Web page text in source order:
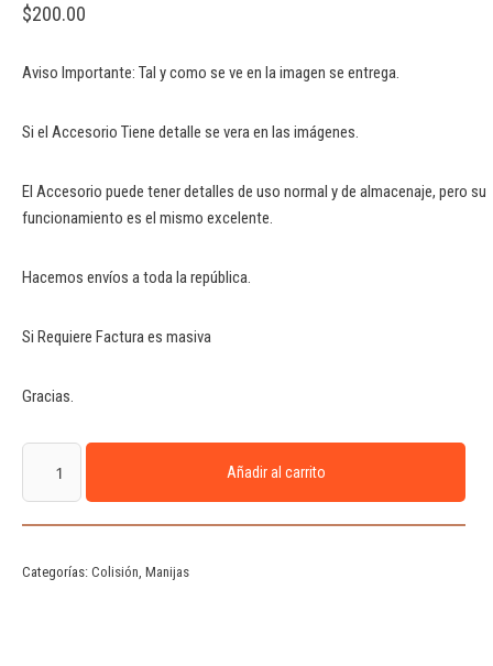
$200.00
Aviso Importante: Tal y como se ve en la imagen se entrega.
Si el Accesorio Tiene detalle se vera en las imágenes.
El Accesorio puede tener detalles de uso normal y de almacenaje, pero su
funcionamiento es el mismo excelente.
Hacemos envíos a toda la república.
Si Requiere Factura es masiva
Gracias.
Añadir al carrito
Categorías: Colisión Manijas